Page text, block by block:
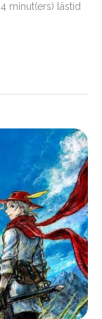
4 minut(ers) lästid